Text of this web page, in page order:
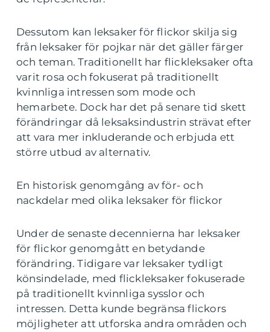
Dessutom kan leksaker för flickor skilja sig
från leksaker för pojkar när det gäller färger
och teman. Traditionellt har flickleksaker ofta
varit rosa och fokuserat på traditionellt
kvinnliga intressen som mode och
hemarbete. Dock har det på senare tid skett
förändringar då leksaksindustrin strävat efter
att vara mer inkluderande och erbjuda ett
större utbud av alternativ.
En historisk genomgång av för- och
nackdelar med olika leksaker för flickor
Under de senaste decennierna har leksaker
för flickor genomgått en betydande
förändring. Tidigare var leksaker tydligt
könsindelade, med flickleksaker fokuserade
på traditionellt kvinnliga sysslor och
intressen. Detta kunde begränsa flickors
möjligheter att utforska andra områden och